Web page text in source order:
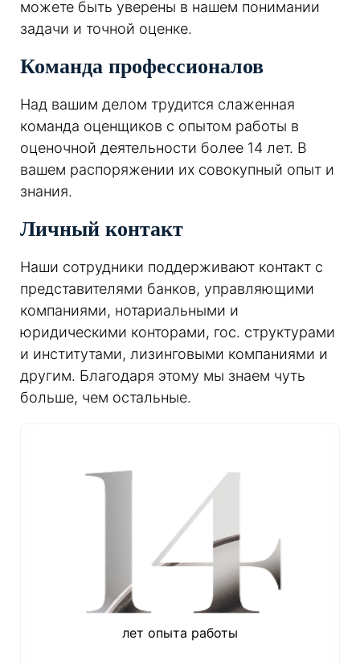
можете быть уверены в нашем понимании
задачи и точной оценке.
Команда профессионалов
Над вашим делом трудится слаженная
команда оценщиков с опытом работы в
оценочной деятельности более 14 лет. В
вашем распоряжении их совокупный опыт и
знания.
Личный контакт
Наши сотрудники поддерживают контакт с
представителями банков, управляющими
компаниями, нотариальными и
юридическими конторами, гос. структурами
и институтами, лизинговыми компаниями и
другим. Благодаря этому мы знаем чуть
больше, чем остальные.
лет опыта работы